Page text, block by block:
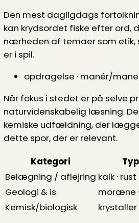
Den mest dagligdags
kan krydsordet fiske efter ord,
nærheden af temaer som etik,
er i spil.
opdragelse · manér/
Når fokus i stedet er på selve
naturvidenskabelig læsning.
kemiske udfældning, der
dette spor, der er relevant.
Kategori
Belægning / aflejring kalk · rust
Geologi & is
moræne
Kemisk/biologisk